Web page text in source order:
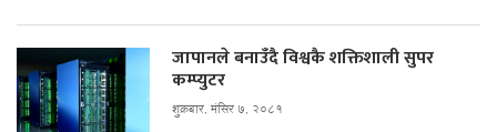
जापानले बनाउँदै विश्वकै शक्तिशाली सुपर
कम्प्युटर
शुक्रबार, मंसिर ७, २०८१